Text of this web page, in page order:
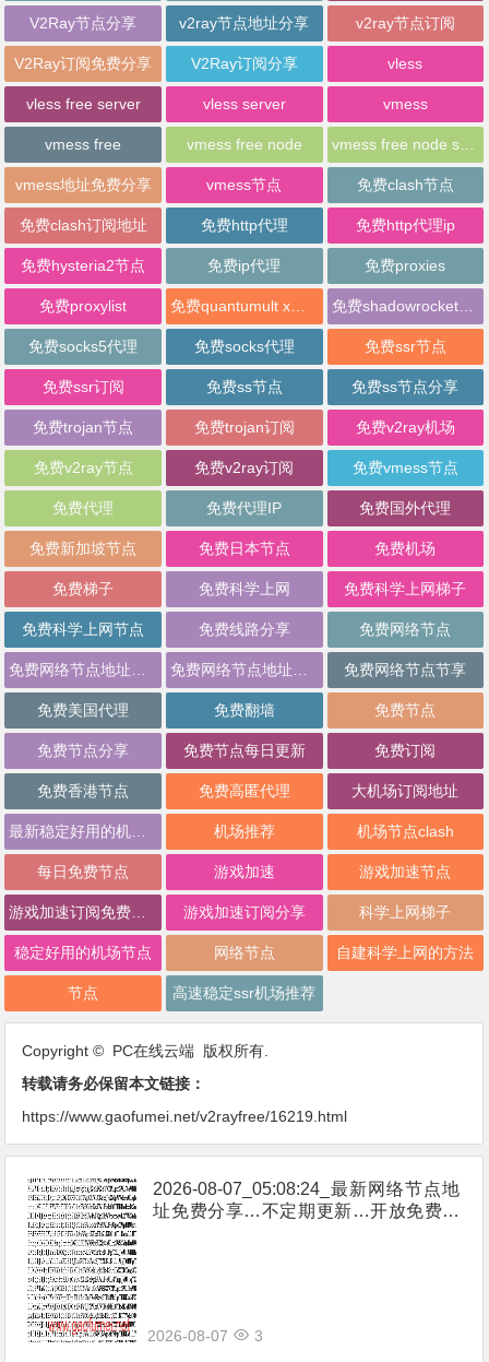
V2Ray节点分享 v2ray节点地址分享 v2ray节点订阅
V2Ray订阅免费分享 V2Ray订阅分享 vless
vless free server vless server vmess
vmess free vmess free node vmess free node sharing
vmess地址免费分享 vmess节点 免费clash节点
免费clash订阅地址 免费http代理 免费http代理ip
免费hysteria2节点 免费ip代理 免费proxies
免费proxylist 免费shadowrocket节点
免费socks5代理 免费socks代理 免费ssr节点
免费ssr订阅 免费ss节点 免费ss节点分享
免费trojan节点 免费trojan订阅 免费v2ray机场
免费v2ray节点 免费v2ray订阅 免费vmess节点
免费代理 免费代理IP 免费国外代理
免费新加坡节点 免费日本节点 免费机场
免费梯子 免费科学上网 免费科学上网梯子
免费科学上网节点 免费线路分享 免费网络节点
免费网络节点节享
免费美国代理 免费翻墙 免费节点
免费节点分享 免费节点每日更新 免费订阅
免费香港节点 免费高匿代理 大机场订阅地址
机场推荐 机场节点clash
每日免费节点 游戏加速 游戏加速节点
游戏加速订阅分享 科学上网梯子
稳定好用的机场节点 网络节点 自建科学上网的方法
节点 高速稳定ssr机场推荐
Copyright © PC在线云端 版权所有.
转载请务必保留本文链接：
https://www.gaofumei.net/v2rayfree/16219.html
2026-08-07_05:08:24_最新网络节点地
址免费分享…不定期更新…开放免费分
2026-08-07 3